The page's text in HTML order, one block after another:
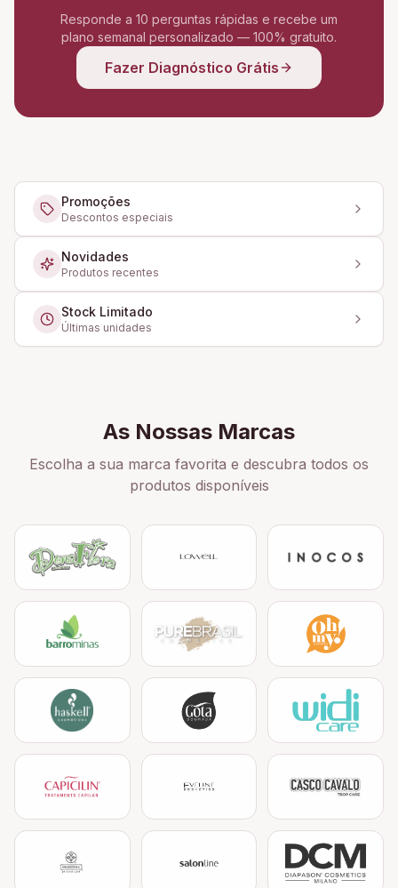
Responde a 10 perguntas rápidas e recebe um
plano semanal personalizado — 100% gratuito.
Fazer Diagnóstico Grátis
Promoções
Descontos especiais
Novidades
Produtos recentes
Stock Limitado
Últimas unidades
As Nossas Marcas
Escolha a sua marca favorita e descubra todos os
produtos disponíveis